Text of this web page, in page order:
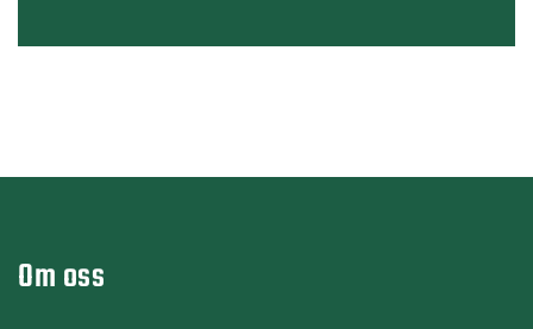
Om oss